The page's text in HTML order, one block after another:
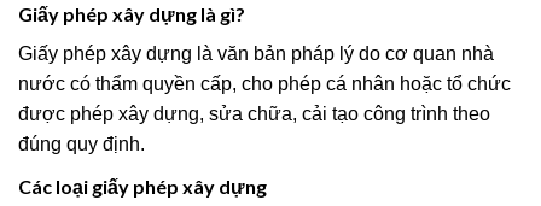
Giấy phép xây dựng là gì?
Giấy phép xây dựng là văn bản pháp lý do cơ quan nhà
nước có thẩm quyền cấp, cho phép cá nhân hoặc tổ chức
được phép xây dựng, sửa chữa, cải tạo công trình theo
đúng quy định.
Các loại giấy phép xây dựng